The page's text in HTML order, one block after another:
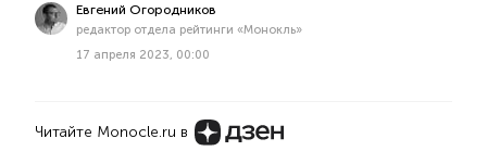
Евгений Огородников
редактор отдела рейтинги «Монокль»
17 апреля 2023, 00:00
Читайте Monocle.ru в